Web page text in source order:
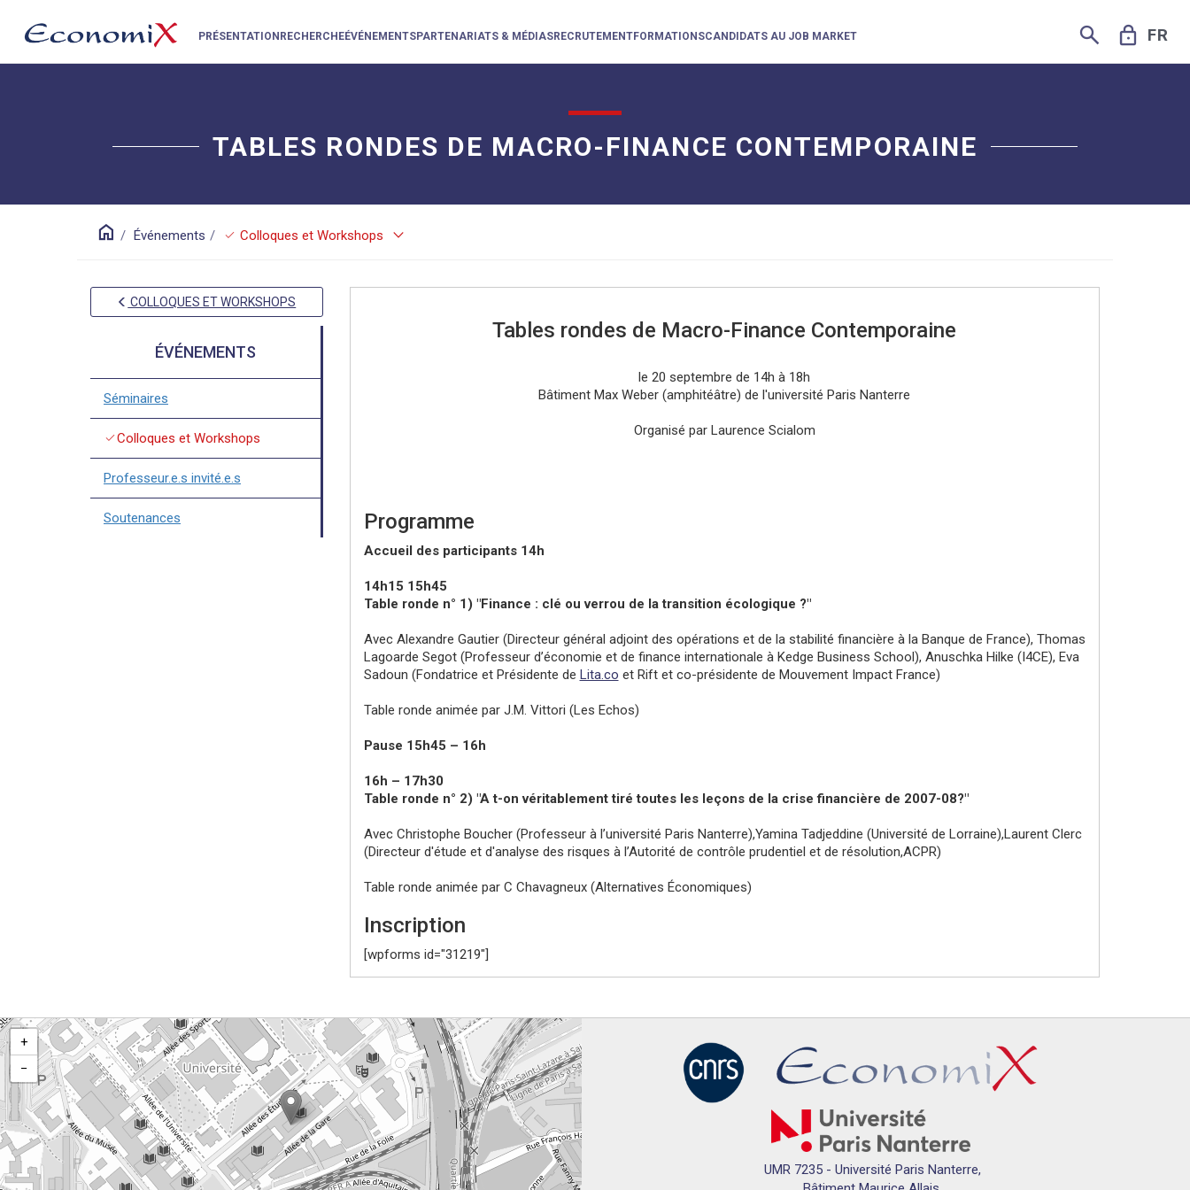
PRÉSENTATIONRECHERCHEÉVÉNEMENTSPARTENARIATS & MÉDIASRECRUTEMENTFORMATIONSCANDIDATS AU JOB MARKET SEARCH LOCK FR
TABLES RONDES DE MACRO-FINANCE CONTEMPORAINE
home Événements check Colloques et Workshops keyboard_arrow_down
COLLOQUES ET WORKSHOPS
ÉVÉNEMENTS
Séminaires
checkColloques et Workshops
Professeur.e.s invité.e.s
Soutenances
Tables rondes de Macro-Finance Contemporaine
le 20 septembre de 14h à 18h
Bâtiment Max Weber (amphitéâtre) de l'université Paris Nanterre
Organisé par Laurence Scialom
Programme
Accueil des participants 14h
14h15 15h45
Table ronde n° 1) "Finance : clé ou verrou de la transition écologique ?"
Avec Alexandre Gautier (Directeur général adjoint des opérations et de la stabilité financière à la Banque de France), Thomas
Lagoarde Segot (Professeur d’économie et de finance internationale à Kedge Business School), Anuschka Hilke (I4CE), Eva
Sadoun (Fondatrice et Présidente de Lita.co et Rift et co-présidente de Mouvement Impact France)
Table ronde animée par J.M. Vittori (Les Echos)
Pause 15h45 – 16h
16h – 17h30
Table ronde n° 2) "A t-on véritablement tiré toutes les leçons de la crise financière de 2007-08?"
Avec Christophe Boucher (Professeur à l’université Paris Nanterre),Yamina Tadjeddine (Université de Lorraine),Laurent Clerc
(Directeur d'étude et d'analyse des risques à l’Autorité de contrôle prudentiel et de résolution,ACPR)
Table ronde animée par C Chavagneux (Alternatives Économiques)
Inscription
[wpforms id="31219"]
+
−
UMR 7235 - Université Paris Nanterre,